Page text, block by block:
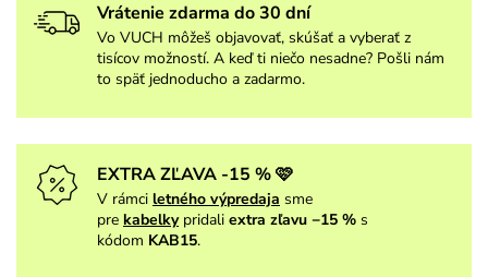
Vrátenie zdarma do 30 dní
Vo VUCH môžeš objavovať, skúšať a vyberať z
tisícov možností. A keď ti niečo nesadne? Pošli nám
to späť jednoducho a zadarmo.
EXTRA ZĽAVA -15 % 🩷
V rámci letného výpredaja sme
pre kabelky pridali extra zľavu −15 % s
kódom KAB15.